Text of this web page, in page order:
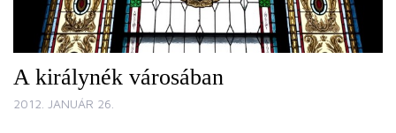
A királynék városában
2012. JANUÁR 26.